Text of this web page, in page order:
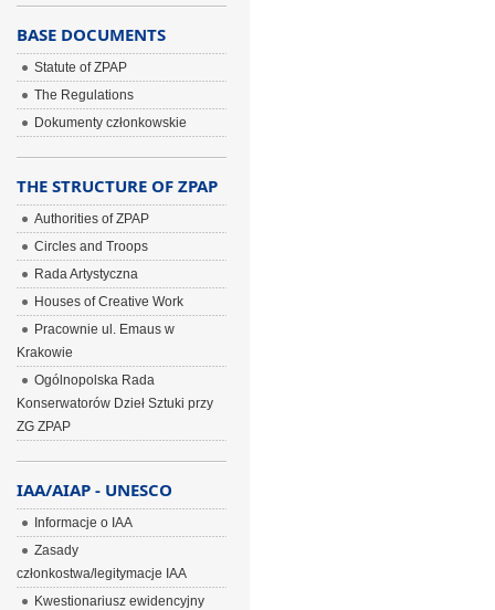
BASE DOCUMENTS
Statute of ZPAP
The Regulations
Dokumenty członkowskie
THE STRUCTURE OF ZPAP
Authorities of ZPAP
Circles and Troops
Rada Artystyczna
Houses of Creative Work
Pracownie ul. Emaus w
Krakowie
Ogólnopolska Rada
Konserwatorów Dzieł Sztuki przy
ZG ZPAP
IAA/AIAP - UNESCO
Informacje o IAA
Zasady
członkostwa/legitymacje IAA
Kwestionariusz ewidencyjny